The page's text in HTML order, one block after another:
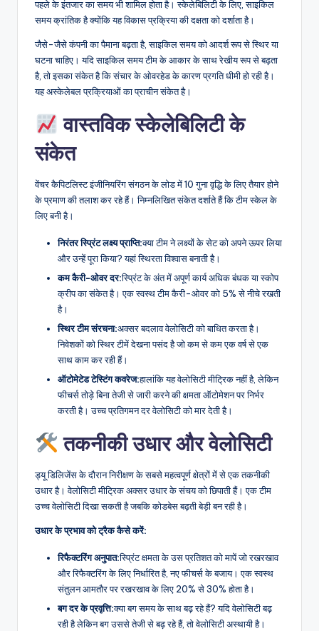
पहले के इंतजार का समय भी शामिल होता है। स्केलेबिलिटी के लिए, साइकिल
समय क्रांतिक है क्योंकि यह विकास प्रक्रिया की दक्षता को दर्शाता है।
जैसे-जैसे कंपनी का पैमाना बढ़ता है, साइकिल समय को आदर्श रूप से स्थिर या
घटना चाहिए। यदि साइकिल समय टीम के आकार के साथ रेखीय रूप से बढ़ता
है, तो इसका संकेत है कि संचार के ओवरहेड के कारण प्रगति धीमी हो रही है।
यह अस्केलेबल प्रक्रियाओं का प्राचीन संकेत है।
वास्तविक स्केलेबिलिटी के
संकेत
वेंचर कैपिटलिस्ट इंजीनियरिंग संगठन के लोड में 10 गुना वृद्धि के लिए तैयार होने
के प्रमाण की तलाश कर रहे हैं। निम्नलिखित संकेत दर्शाते हैं कि टीम स्केल के
लिए बनी है।
निरंतर स्प्रिंट लक्ष्य प्राप्ति:क्या टीम ने लक्ष्यों के सेट को अपने ऊपर लिया
और उन्हें पूरा किया? यहां स्थिरता विश्वास बनाती है।
कम कैरी-ओवर दर:स्प्रिंट के अंत में अपूर्ण कार्य अधिक बंधक या स्कोप
क्रीप का संकेत है। एक स्वस्थ टीम कैरी-ओवर को 5% से नीचे रखती
है।
स्थिर टीम संरचना:अक्सर बदलाव वेलोसिटी को बाधित करता है।
निवेशकों को स्थिर टीमें देखना पसंद है जो कम से कम एक वर्ष से एक
साथ काम कर रही हैं।
ऑटोमेटेड टेस्टिंग कवरेज:हालांकि यह वेलोसिटी मीट्रिक नहीं है, लेकिन
फीचर्स तोड़े बिना तेजी से जारी करने की क्षमता ऑटोमेशन पर निर्भर
करती है। उच्च प्रतिगमन दर वेलोसिटी को मार देती है।
तकनीकी उधार और वेलोसिटी
ड्यू डिलिजेंस के दौरान निरीक्षण के सबसे महत्वपूर्ण क्षेत्रों में से एक तकनीकी
उधार है। वेलोसिटी मीट्रिक अक्सर उधार के संचय को छिपाती हैं। एक टीम
उच्च वेलोसिटी दिखा सकती है जबकि कोडबेस बढ़ती बेड़ी बन रही है।
उधार के प्रभाव को ट्रैक कैसे करें:
रिफैक्टरिंग अनुपात:स्प्रिंट क्षमता के उस प्रतिशत को मापें जो रखरखाव
और रिफैक्टरिंग के लिए निर्धारित है, नए फीचर्स के बजाय। एक स्वस्थ
संतुलन आमतौर पर रखरखाव के लिए 20% से 30% होता है।
बग दर के प्रवृत्ति:क्या बग समय के साथ बढ़ रहे हैं? यदि वेलोसिटी बढ़
रही है लेकिन बग उससे तेजी से बढ़ रहे हैं, तो वेलोसिटी अस्थायी है।